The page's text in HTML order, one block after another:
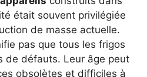
était souvent privilégiée
de masse actuelle.
pas que tous les frigos
de défauts. Leur âge peut
obsolètes et difficiles à